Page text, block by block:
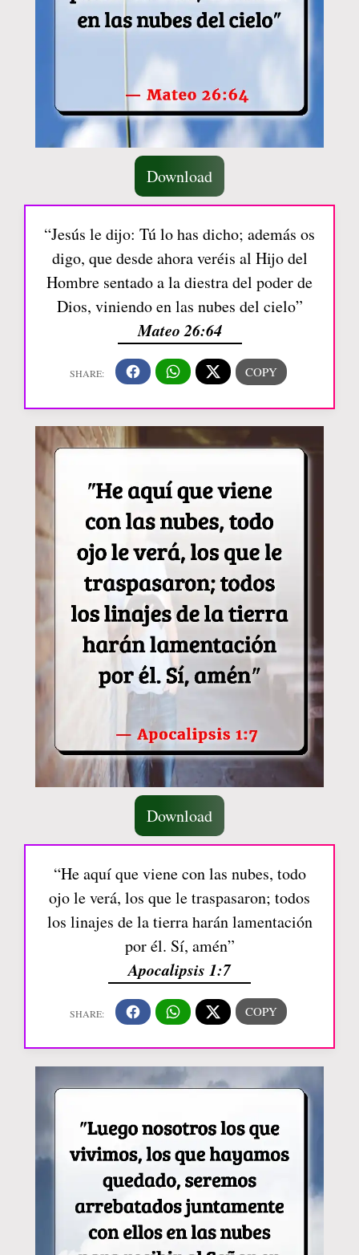
Download
“Jesús le dijo: Tú lo has dicho; además os
digo, que desde ahora veréis al Hijo del
Hombre sentado a la diestra del poder de
Dios, viniendo en las nubes del cielo”
Mateo 26:64
Download
“He aquí que viene con las nubes, todo
ojo le verá, los que le traspasaron; todos
los linajes de la tierra harán lamentación
por él. Sí, amén”
Apocalipsis 1:7